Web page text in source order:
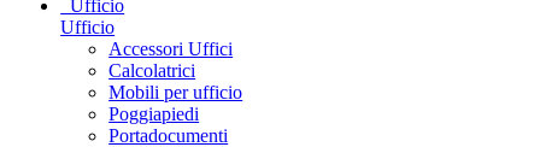
Ufficio
Ufficio
Accessori Uffici
Calcolatrici
Mobili per ufficio
Poggiapiedi
Portadocumenti